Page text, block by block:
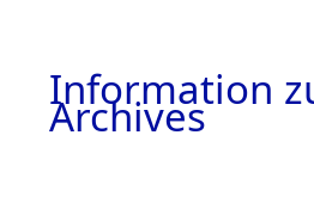
Information
Archives